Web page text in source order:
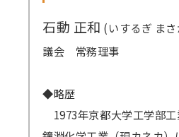
動画配信・DVD
カテゴリー別
講師派遣
(社内研修)
石動 正和 (いするぎ ま
議会 常務理事
◆略歴
1973年京都大学工学部